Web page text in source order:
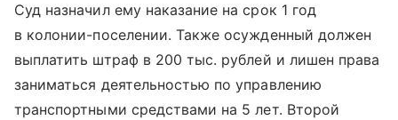
Суд назначил ему наказание на срок 1 год
в колонии-поселении. Также осужденный должен
выплатить штраф в 200 тыс. рублей и лишен права
заниматься деятельностью по управлению
транспортными средствами на 5 лет. Второй